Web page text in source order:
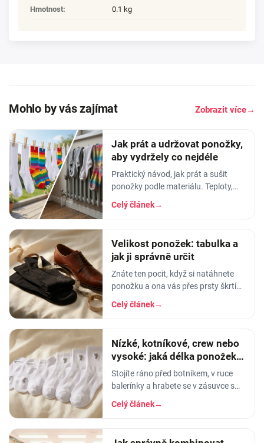
Hmotnost: 0.1 kg
Mohlo by vás zajímat Zobrazit více→
Jak prát a udržovat ponožky,
aby vydržely co nejdéle
Praktický návod, jak prát a sušit
ponožky podle materiálu. Teploty,
aviváž, sušička, žehlení. Vyhnete se
tak sražení, trhání a ztrátě tvaru.
Celý článek→
Velikost ponožek: tabulka a
jak ji správně určit
Znáte ten pocit, když si natáhnete
ponožku a ona vás přes prsty škrtí
jako gumička od svačiny? Nebo
naopak - pata vám vyleze do půlky
Celý článek→
Nízké, kotníkové, crew nebo
vysoké: jaká délka ponožek k
čemu
Stojíte ráno před botníkem, v ruce
balerínky a hrabete se v zásuvce s
ponožkami. A pak ten okamžik
pravdy: vytáhnete kotníkové, obujete
Celý článek→